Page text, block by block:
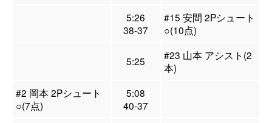
5:26
38-37
#15 安間 2Pシュート
○(10点)
5:25
#23 山本 アシスト(2
本)
#2 岡本 2Pシュート
○(7点)
5:08
40-37